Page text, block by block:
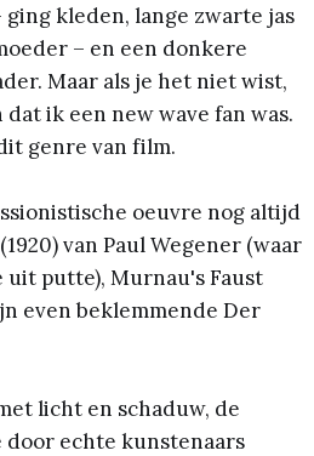
kleden, lange zwarte jas
– en een donkere
Maar als je het niet wist,
ik een new wave fan was.
genre van film.
oeuvre nog altijd
van Paul Wegener (waar
putte), Murnau's Faust
even beklemmende Der
licht en schaduw, de
echte kunstenaars